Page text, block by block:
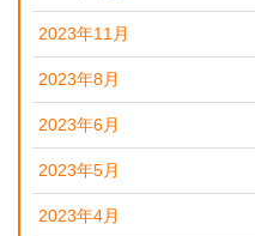
2023年11月
2023年8月
2023年6月
2023年5月
2023年4月